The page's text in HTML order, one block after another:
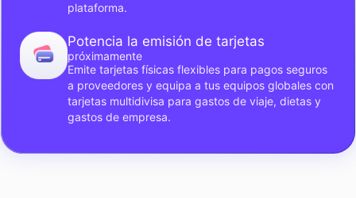
plataforma.
Potencia la emisión de tarjetas
próximamente
Emite tarjetas físicas flexibles para pagos seguros
a proveedores y equipa a tus equipos globales con
tarjetas multidivisa para gastos de viaje, dietas y
gastos de empresa.